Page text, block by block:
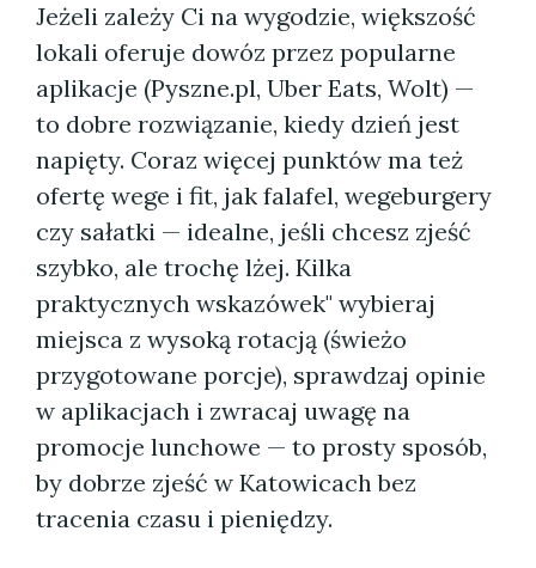
Jeżeli zależy Ci na wygodzie, większość
lokali oferuje dowóz przez popularne
aplikacje (Pyszne.pl, Uber Eats, Wolt) —
to dobre rozwiązanie, kiedy dzień jest
napięty. Coraz więcej punktów ma też
ofertę wege i fit, jak falafel, wegeburgery
czy sałatki — idealne, jeśli chcesz zjeść
szybko, ale trochę lżej. Kilka
praktycznych wskazówek" wybieraj
miejsca z wysoką rotacją (świeżo
przygotowane porcje), sprawdzaj opinie
w aplikacjach i zwracaj uwagę na
promocje lunchowe — to prosty sposób,
by dobrze zjeść w Katowicach bez
tracenia czasu i pieniędzy.